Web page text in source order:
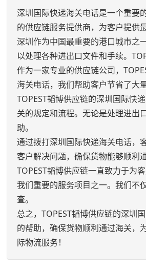
深圳国际快递海关电话是一个重要
的供应链服务提供商，为客户提供
深圳作为中国最重要的港口城市之
以处理各种进出口文件和手续。
作为一家专业的供应链公司，
海关电话，我们帮助客户节省了大
TOPEST韬博供应链的深圳国际快
关的规定和流程。无论是处理进出
助。
通过拨打深圳国际快递海关电话，
客户解决问题，确保货物能够顺利
TOPEST韬博供应链一直致力于为
我们重要的服务项目之一。我们不
查。
总之，TOPEST韬博供应链的深圳
的帮助，确保货物顺利通过海关，
际物流服务！